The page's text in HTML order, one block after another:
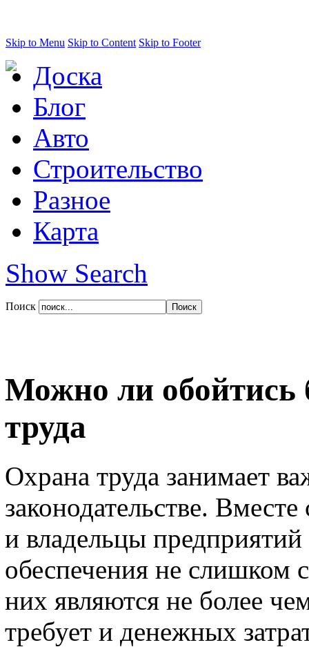
Skip to Menu Skip to Content Skip to Footer
Доска
Блог
Авто
Строительство
Разное
Карта
Show Search
Поиск
Можно ли обойтись
труда
Охрана труда занимает
законодательстве.
и владельцы предприятий
обеспечения не слишком
них являются не более
требует и денежных